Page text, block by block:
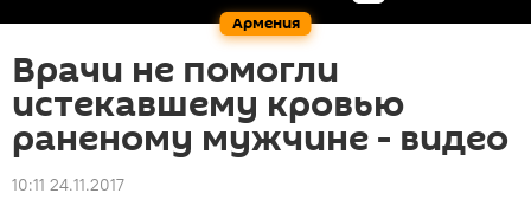
Армения
Врачи не помогли
истекавшему кровью
раненому мужчине - видео
10:11 24.11.2017